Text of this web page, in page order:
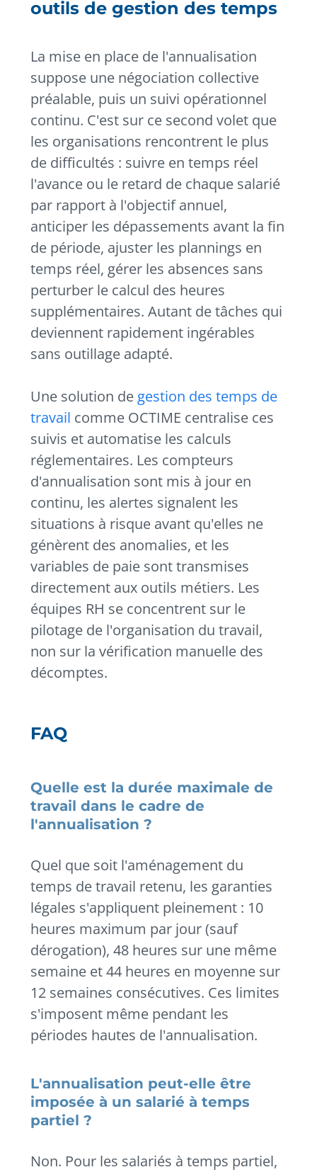
outils de gestion des temps
La mise en place de l'annualisation
suppose une négociation collective
préalable, puis un suivi opérationnel
continu. C'est sur ce second volet que
les organisations rencontrent le plus
de difficultés : suivre en temps réel
l'avance ou le retard de chaque salarié
par rapport à l'objectif annuel,
anticiper les dépassements avant la fin
de période, ajuster les plannings en
temps réel, gérer les absences sans
perturber le calcul des heures
supplémentaires. Autant de tâches qui
deviennent rapidement ingérables
sans outillage adapté.
Une solution de gestion des temps de
travail comme OCTIME centralise ces
suivis et automatise les calculs
réglementaires. Les compteurs
d'annualisation sont mis à jour en
continu, les alertes signalent les
situations à risque avant qu'elles ne
génèrent des anomalies, et les
variables de paie sont transmises
directement aux outils métiers. Les
équipes RH se concentrent sur le
pilotage de l'organisation du travail,
non sur la vérification manuelle des
décomptes.
FAQ
Quelle est la durée maximale de
travail dans le cadre de
l'annualisation ?
Quel que soit l'aménagement du
temps de travail retenu, les garanties
légales s'appliquent pleinement : 10
heures maximum par jour (sauf
dérogation), 48 heures sur une même
semaine et 44 heures en moyenne sur
12 semaines consécutives. Ces limites
s'imposent même pendant les
périodes hautes de l'annualisation.
L'annualisation peut-elle être
imposée à un salarié à temps
partiel ?
Non. Pour les salariés à temps partiel,